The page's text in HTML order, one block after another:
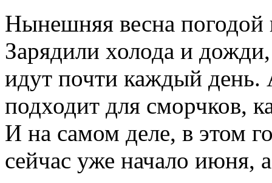
Нынешняя весна погодой
Зарядили холода и
идут почти каждый день.
подходит для сморчков,
И на самом деле, в этом
сейчас уже начало июня,